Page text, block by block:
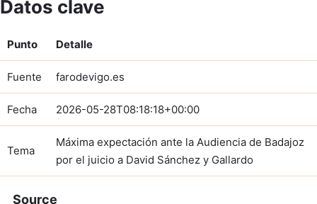
Datos clave
Punto Detalle
Fuente farodevigo.es
Fecha 2026-05-28T08:18:18+00:00
Tema
Máxima expectación ante la Audiencia de Badajoz
por el juicio a David Sánchez y Gallardo
Source